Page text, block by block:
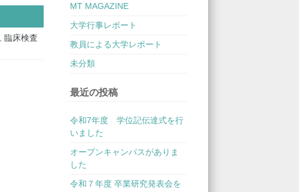
臨床検査
MT MAGAZINE
大学行事レポート
教員による大学レポート
未分類
最近の投稿
令和7年度 学位記伝達式を行
いました
オープンキャンパスがありま
した
令和７年度 卒業研究発表会を